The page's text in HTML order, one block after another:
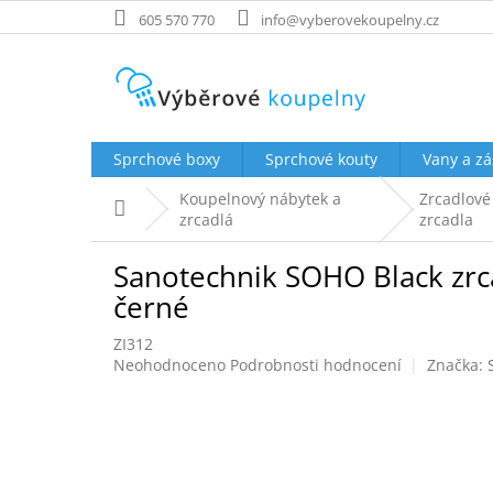
na
605 570 770 info@vyberovekoupelny.cz
Sprchové boxy Sprchové kouty Vany a
Domů Koupelnový nábytek a
zrcadlá
zrcadla
Sanotechnik SOHO Black
černé
ZI312
Průměrné
Neohodnoceno Podrobnosti hodnocení Značka: